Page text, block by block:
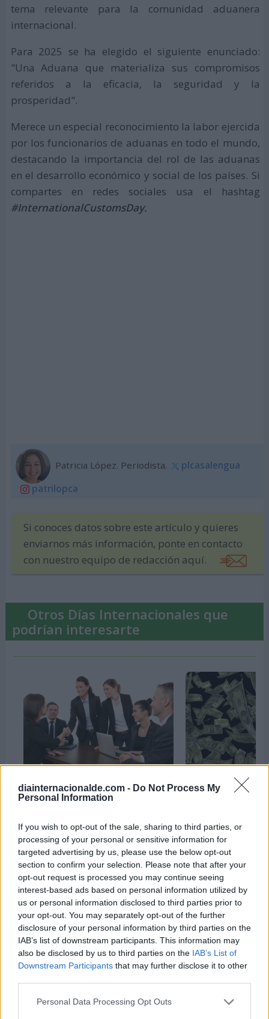
diainternacionalde.com - Do Not Process My
Personal Information
If you wish to opt-out of the sale, sharing to third parties, or
processing of your personal or sensitive information for
targeted advertising by us, please use the below opt-out
section to confirm your selection. Please note that after your
opt-out request is processed you may continue seeing
interest-based ads based on personal information utilized by
us or personal information disclosed to third parties prior to
your opt-out. You may separately opt-out of the further
disclosure of your personal information by third parties on the
IAB’s list of downstream participants. This information may
also be disclosed by us to third parties on the IAB’s List of
Downstream Participants that may further disclose it to other
Personal Data Processing Opt Outs
tema relevante para la comunidad aduanera
internacional.
Para 2025 se ha elegido el siguiente enunciado:
"Una Aduana que materializa sus compromisos
referidos a la eficacia, la seguridad y la
prosperidad".
Merece un especial reconocimiento la labor ejercida
por los funcionarios de aduanas en todo el mundo,
destacando la importancia del rol de las aduanas
en el desarrollo económico y social de los países. Si
compartes en redes sociales usa el hashtag
#InternationalCustomsDay.
Patricia López. Periodista.
plcasalengua
patrilopca
Si conoces datos sobre este artículo y quieres
enviarnos más información, ponte en contacto
con nuestro equipo de redacción aquí.
Otros Días Internacionales que
podrían interesarte
Semana Mundial del
Emprendimiento
Semana Mundial